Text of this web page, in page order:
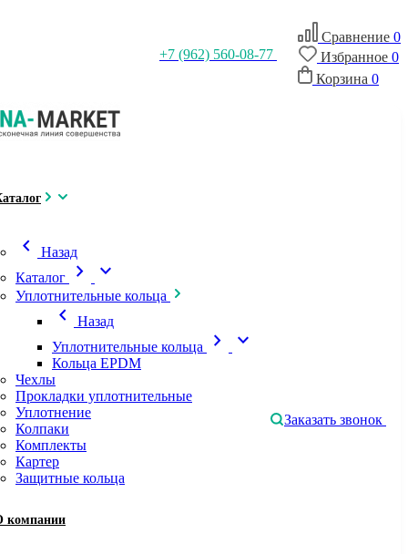
+7 (962) 560-08-77
Сравнение 0
Избранное 0
Корзина 0
chevron_left
Назад
Каталог
chevron_right expand_more
Уплотнительные кольца
chevron_left
Назад
Уплотнительные кольца
chevron_right expand_more
Кольца EPDM
Чехлы
Прокладки уплотнительные
Уплотнение
Колпаки
Комплекты
Картер
Защитные кольца
компании
Заказать звонок